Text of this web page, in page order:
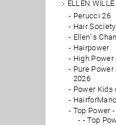
ELLEN WILLE
Perucci 26
Hair
Ellen´s
Hairpower
High Power
Pure Power
2026
Power Kids
Top Power
- Top